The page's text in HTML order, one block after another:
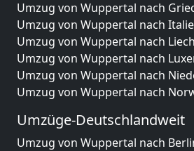
Umzug von Wuppertal nach
Umzug von Wuppertal nach
Umzug von Wuppertal nach
Umzug von Wuppertal nach
Umzug von Wuppertal nach
Umzug von Wuppertal nach
Umzüge-Deutschlandweit
Umzug von Wuppertal nach